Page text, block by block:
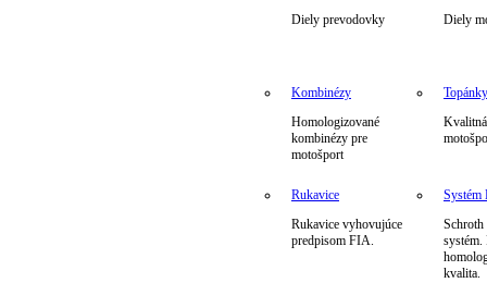
Diely prevodovky
Diely
Kombinézy
Homologizované
kombinézy pre
motošport
Topánky
Rukavice
Rukavice vyhovujúce
predpisom FIA.
kvalita.